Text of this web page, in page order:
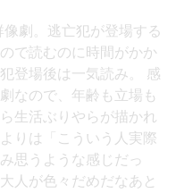
劇。逃亡犯が登場する
で読むのに時間がかか
登場後は一気読み。 感
なので、年齢も立場も
生活ぶりやらが描かれ
りは「こういう人実際
思うような感じだっ
人が色々だめだなあと